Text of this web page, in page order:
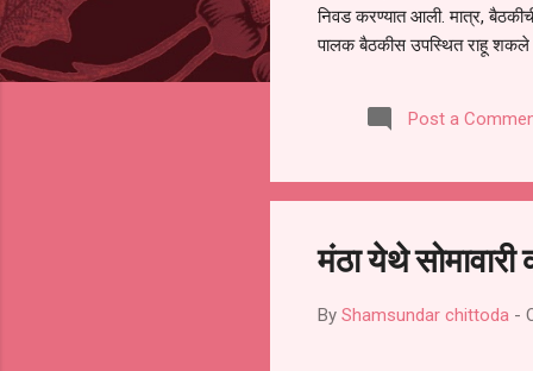
निवड करण्यात आली. मात्र,
पालक बैठकीस उपस्थित राहू शकले
समितीची फेरनिवडणूक घेण्यात
जालना तसेच तालुका शिक्षण
Post a
मंठा येथे
By Shamsundar chittoda -